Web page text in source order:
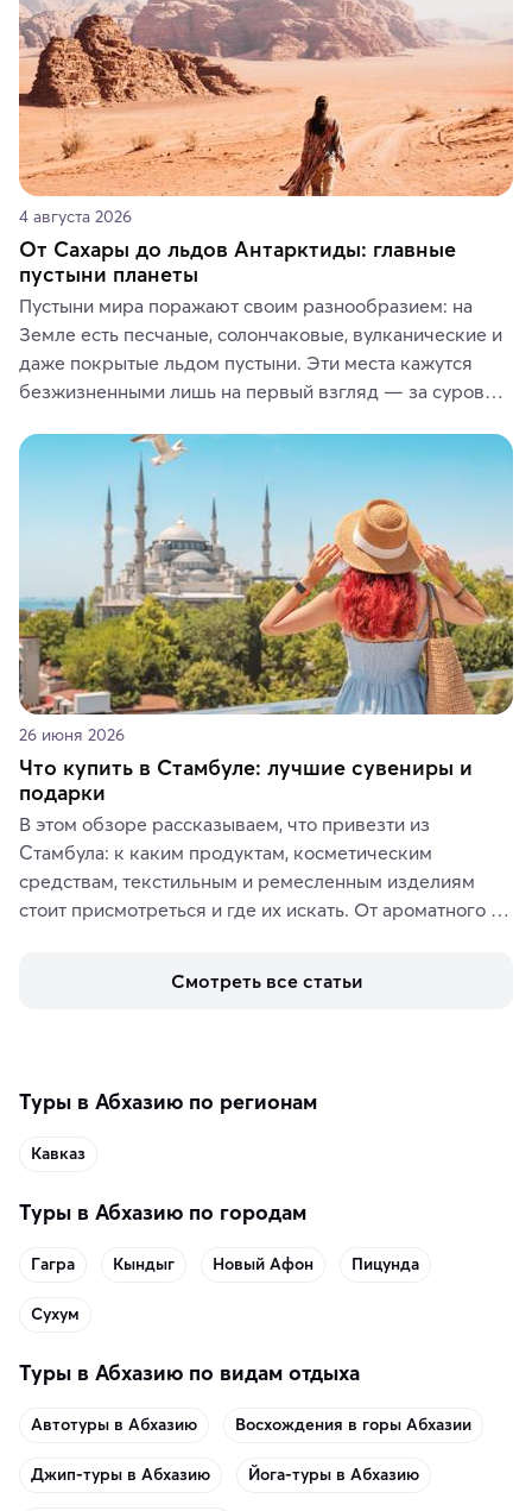
4 августа 2026
От Сахары до льдов Антарктиды: главные
пустыни планеты
Пустыни мира поражают своим разнообразием: на
Земле есть песчаные, солончаковые, вулканические и
даже покрытые льдом пустыни. Эти места кажутся
безжизненными лишь на первый взгляд — за суровой
животные и маршруты, которые дарят одни из самых
ярких впечатлений от путешествий.
26 июня 2026
Что купить в Стамбуле: лучшие сувениры и
подарки
В этом обзоре рассказываем, что привезти из
Стамбула: к каким продуктам, косметическим
средствам, текстильным и ремесленным изделиям
стоит присмотреться и где их искать. От ароматного
аутентичных лавках — в подарок близким или себе на
Смотреть все статьи
Туры в Абхазию по регионам
Кавказ
Туры в Абхазию по городам
Гагра Кындыг Новый Афон Пицунда
Сухум
Туры в Абхазию по видам отдыха
Автотуры в Абхазию Восхождения в горы Абхазии
Джип-туры в Абхазию Йога-туры в Абхазию